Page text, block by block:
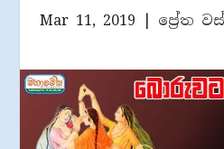
Mar 11, 2019 ප්‍රේත